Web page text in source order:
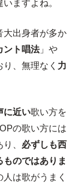
ますよね。
大出身者が多か
ント唱法」や
、無理なく 力
に近い歌い方を
の歌い方には
、 必ずしも西
のではありま
は歌がうまく